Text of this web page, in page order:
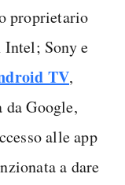
proprietario
Sony e
TV,
Google,
alle app
a dare